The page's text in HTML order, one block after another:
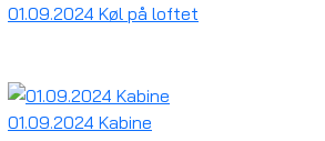
01.09.2024 Køl på loftet
01.09.2024 Kabine